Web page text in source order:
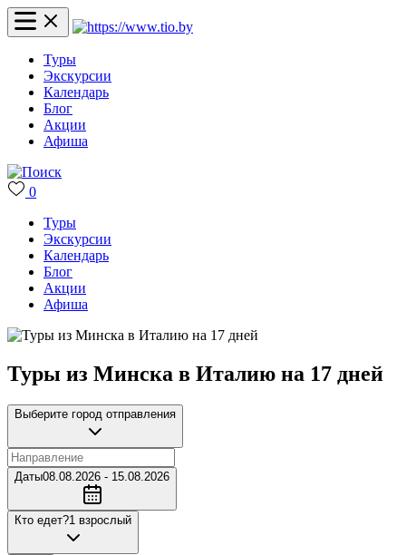
Туры
Экскурсии
Календарь
Блог
Акции
Афиша
0
Туры
Экскурсии
Календарь
Блог
Акции
Афиша
Туры из Минска в Италию на 17 дней
Выберите город отправления
Даты08.08.2026 - 15.08.2026
Кто едет?1 взрослый